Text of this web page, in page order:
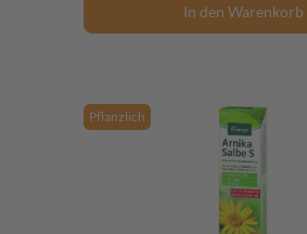
In den Warenkorb
Pflanzlich